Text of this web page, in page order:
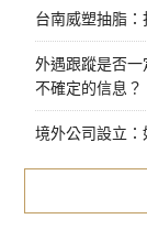
台南威塑抽脂
外遇跟蹤是否
不確定的信息？
境外公司設立：